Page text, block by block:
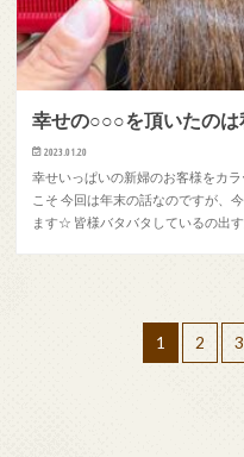
幸せの○○○を頂いたのは
2023.01.20
幸せいっぱいの新婦のお客様をカ
こそ 今回は年末の話なのですが、
ます☆ 皆様バタバタしているの出
1 2 3